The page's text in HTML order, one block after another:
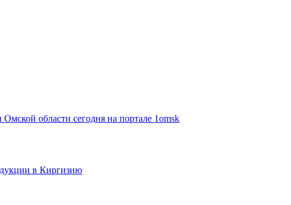
области сегодня на портале 1omsk
в Киргизию